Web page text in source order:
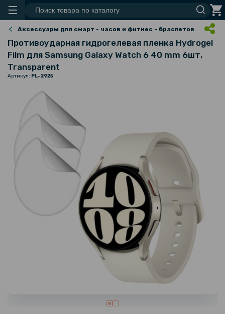
Аксессуары для смарт - часов и фитнес - браслетов
Противоударная гидрогелевая пленка Hydrogel
Film для Samsung Galaxy Watch 6 40 mm 6шт,
Transparent
Артикул: PL-2925